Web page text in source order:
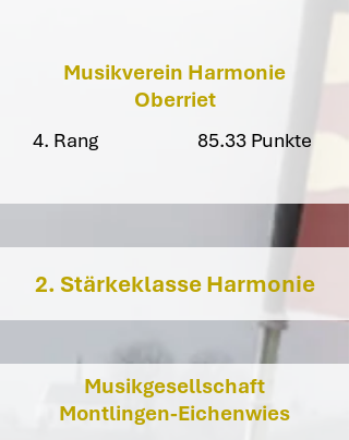
Musikverein Harmonie
Oberriet
4. Rang 85.33 Punkte
2. Stärkeklasse Harmonie
Musikgesellschaft
Montlingen-Eichenwies